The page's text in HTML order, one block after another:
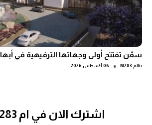
سڤن تفتتح أولى وجهاتها الترفيهية في أبها
بقلم M283
● 06 أغسطس 2026
اشترك الان في ام 283 ارابيا